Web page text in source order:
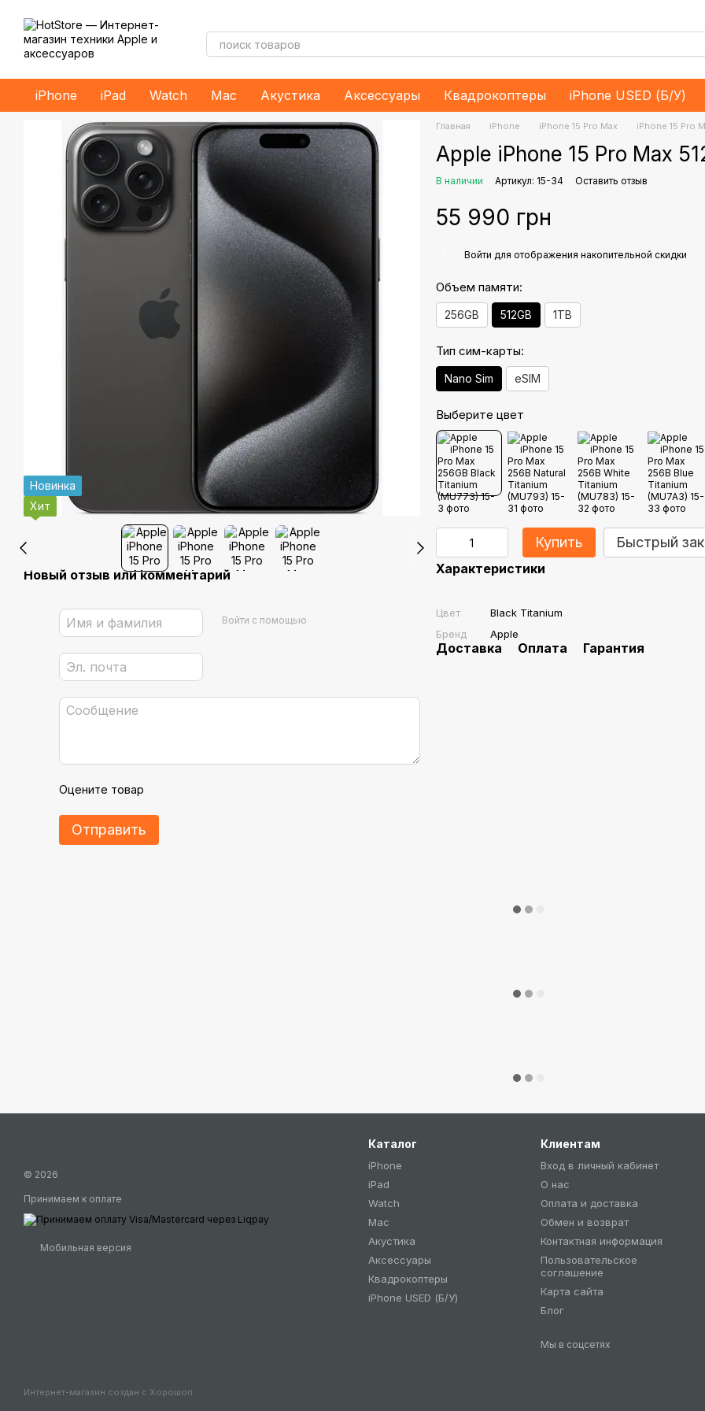
iPhone iPad Watch Mac Акустика Аксессуары Квадрокоптеры iPhone USED (Б/У)
Новинка
Хит
Новый отзыв или комментарий
Войти с помощью
Оцените товар
Отправить
Главная iPhone iPhone 15 Pro Max iPhone 15 Pro
Apple iPhone 15 Pro Max
В наличии Артикул: 15-34 Оставить отзыв
55 990 грн
Войти для отображения накопительной скидки
Объем памяти:
256GB 512GB 1TB
Тип сим-карты:
Nano Sim eSIM
Выберите цвет
Купить Быстрый
Характеристики
Цвет
Black Titanium
Бренд
Apple
Доставка Оплата Гарантия
© 2026
Принимаем к оплате
Мобильная версия
Интернет-магазин создан с Хорошоп
Каталог
iPhone
iPad
Watch
Mac
Акустика
Аксессуары
Квадрокоптеры
iPhone USED (Б/У)
Клиентам
Вход в личный кабинет
О нас
Оплата и доставка
Обмен и возврат
Контактная информация
Пользовательское
соглашение
Карта сайта
Блог
Мы в соцсетях